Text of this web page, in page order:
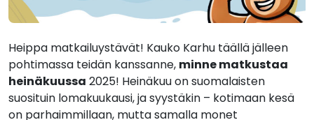
Heippa matkailuystävät! Kauko Karhu täällä jälleen
pohtimassa teidän kanssanne, minne matkustaa
heinäkuussa 2025! Heinäkuu on suomalaisten
suosituin lomakuukausi, ja syystäkin – kotimaan kesä
on parhaimmillaan, mutta samalla monet